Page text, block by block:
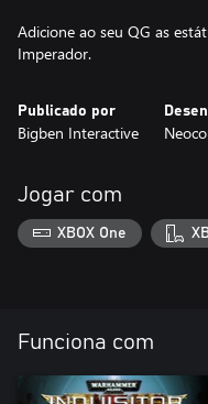
Adicione ao seu QG as
Imperador.
Publicado por
Bigben Interactive
Jogar com
XBOX One
Funciona com